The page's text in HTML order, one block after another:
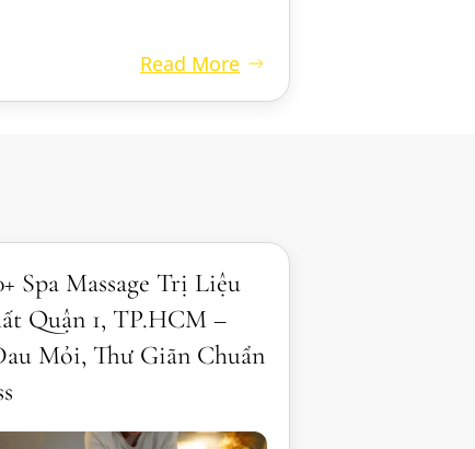
Read More
Spa Massage Trị Liệu
Quận 1, TP.HCM –
Mỏi, Thư Giãn Chuẩn